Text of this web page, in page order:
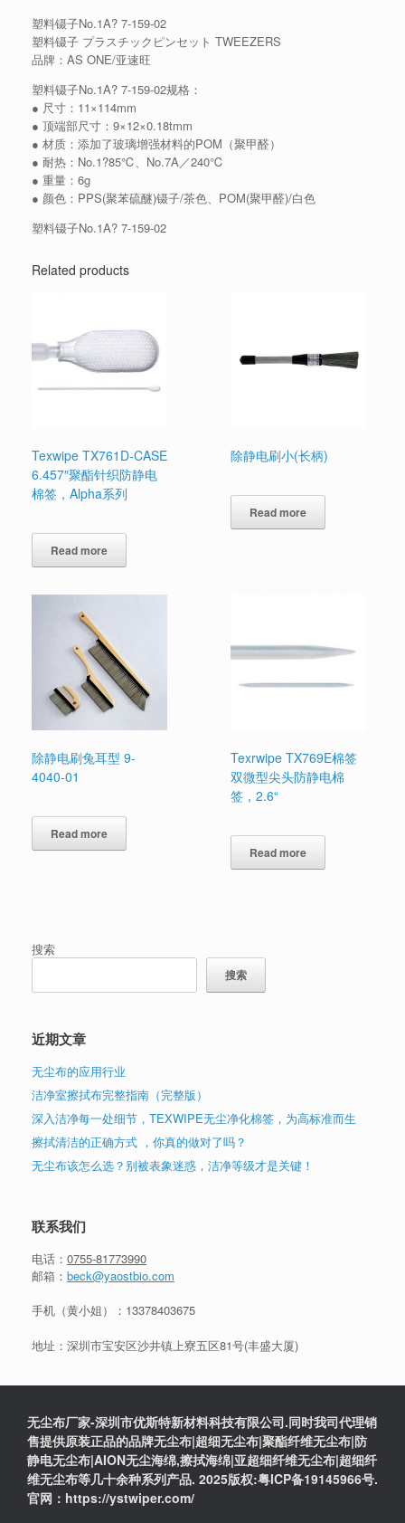
塑料镊子No.1A? 7-159-02
塑料镊子 プラスチックピンセット TWEEZERS
品牌：AS ONE/亚速旺
塑料镊子No.1A? 7-159-02规格：
● 尺寸：11×114mm
● 顶端部尺寸：9×12×0.18tmm
● 材质：添加了玻璃增强材料的POM（聚甲醛）
● 耐热：No.1?85℃、No.7A／240℃
● 重量：6g
● 颜色：PPS(聚苯硫醚)镊子/茶色、POM(聚甲醛)/白色
塑料镊子No.1A? 7-159-02
Related products
Texwipe TX761D-CASE
6.457″聚酯针织防静电
棉签，Alpha系列
Read more
除静电刷小(长柄)
Read more
除静电刷兔耳型 9-
4040-01
Read more
Texrwipe TX769E棉签
双微型尖头防静电棉
签，2.6“
Read more
搜索
搜索
近期文章
无尘布的应用行业
洁净室擦拭布完整指南（完整版）
深入洁净每一处细节，TEXWIPE无尘净化棉签，为高标准而生
擦拭清洁的正确方式 ，你真的做对了吗？
无尘布该怎么选？别被表象迷惑，洁净等级才是关键！
联系我们
电话： 0755-81773990
邮箱： beck@yaostbio.com
手机（黄小姐）： 13378403675
地址：深圳市宝安区沙井镇上寮五区81号(丰盛大厦)
无尘布厂家-深圳市优斯特新材料科技有限公司.同时我司代理销
售提供原装正品的品牌无尘布|超细无尘布|聚酯纤维无尘布|防
静电无尘布|AION无尘海绵,擦拭海绵|亚超细纤维无尘布|超细纤
维无尘布等几十余种系列产品. 2025版权:粤ICP备19145966号.
官网：https://ystwiper.com/